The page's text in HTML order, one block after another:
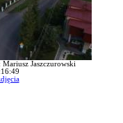
Jaszczurowski